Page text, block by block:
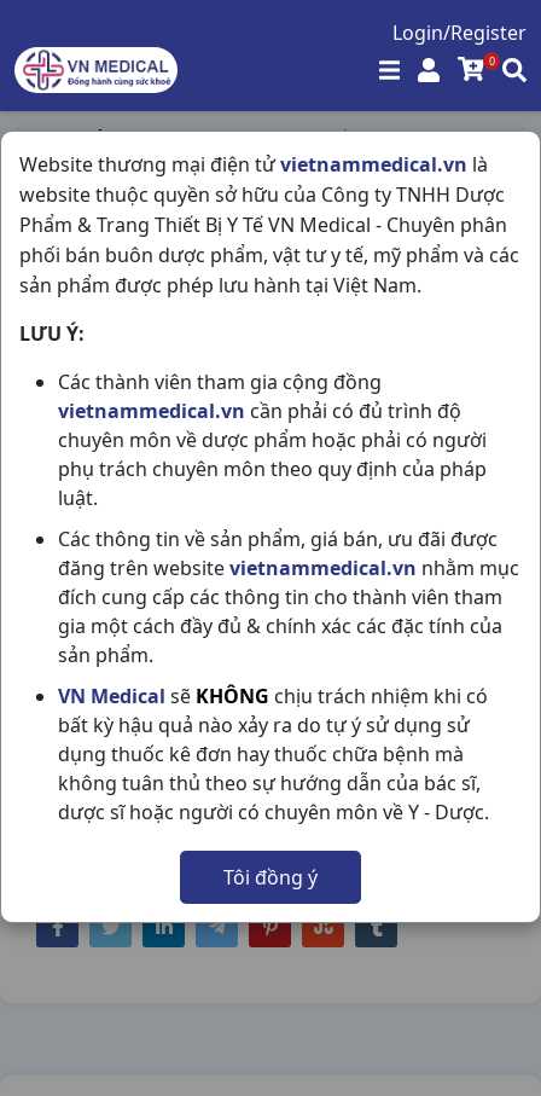
Login/Register
0
Website thương mại điện tửvietnammedical.vn là
website thuộc quyền sở hữu của Công ty TNHH Dược
Phẩm & Trang Thiết Bị Y Tế VN Medical - Chuyên phân
phối bán buôn dược phẩm, vật tư y tế, mỹ phẩm và các
sản phẩm được phép lưu hành tại Việt Nam.
LƯU Ý:
Các thành viên tham gia cộng đồng
vietnammedical.vn cần phải có đủ trình độ
chuyên môn về dược phẩm hoặc phải có người
phụ trách chuyên môn theo quy định của pháp
luật.
Các thông tin về sản phẩm, giá bán, ưu đãi được
đăng trên websitevietnammedical.vn nhằm mục
đích cung cấp các thông tin cho thành viên tham
gia một cách đầy đủ & chính xác các đặc tính của
sản phẩm.
VN Medical sẽ KHÔNG chịu trách nhiệm khi có
bất kỳ hậu quả nào xảy ra do tự ý sử dụng sử
dụng thuốc kê đơn hay thuốc chữa bệnh mà
không tuân thủ theo sự hướng dẫn của bác sĩ,
dược sĩ hoặc người có chuyên môn về Y - Dược.
Tôi đồng ý
Trang chủ / Kháng Sinh - Kháng Nấm - Kháng Virus /
Opxil 250 C200v Imexpharm
OPXIL 250 C200V IMEXPHARM
NSX:Imexpharm
Nhóm hàng:Kháng Sinh - Kháng Nấm -
Kháng Virus,
Chia sẻ qua mạng xã hội: